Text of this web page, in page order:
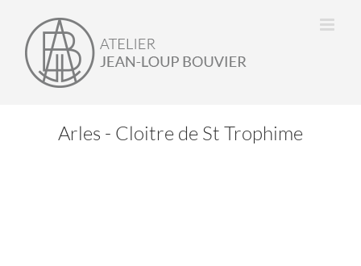
contenu
Arles - Cloitre de St Trophime